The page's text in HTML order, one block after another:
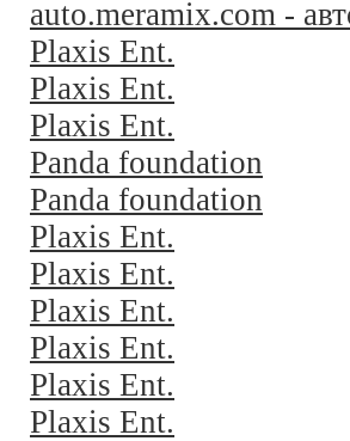
auto.meramix.com -
Plaxis Ent.
Plaxis Ent.
Plaxis Ent.
Panda foundation
Panda foundation
Plaxis Ent.
Plaxis Ent.
Plaxis Ent.
Plaxis Ent.
Plaxis Ent.
Plaxis Ent.